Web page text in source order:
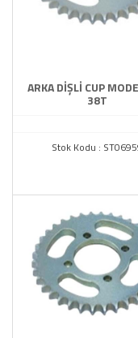
TAMAMLAYICI
ARKA DİŞLİ CUP
38T
Stok Kodu :